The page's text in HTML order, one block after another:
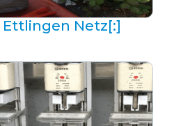
Netz[:]